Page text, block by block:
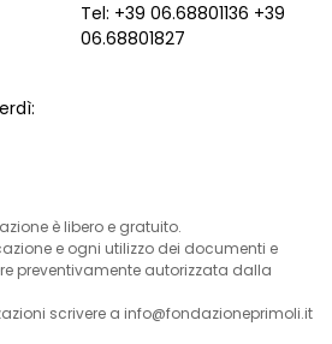
Tel: +39 06.68801136 +39
06.68801827
è libero e gratuito.
e ogni utilizzo dei documenti e
preventivamente autorizzata dalla
scrivere a info@fondazioneprimoli.it